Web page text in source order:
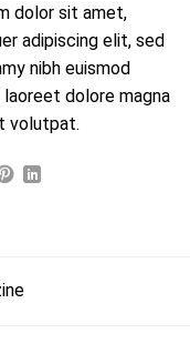
dolor sit amet,
adipiscing elit, sed
nibh euismod
dolore magna
volutpat.